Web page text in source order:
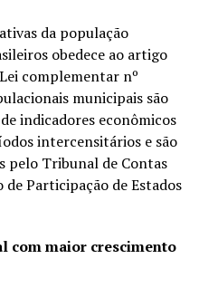
da população
obedece ao artigo
complementar nº
municipais são
indicadores econômicos
intercensitários e são
pelo Tribunal de Contas
Participação de Estados
com maior crescimento